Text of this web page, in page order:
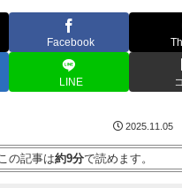
Facebook
LINE
2025.11.05
の記事は約9分で読めます。